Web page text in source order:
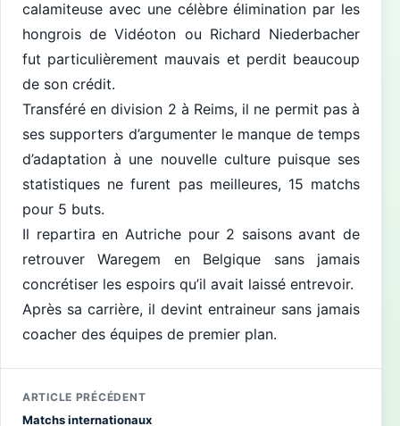
calamiteuse avec une célèbre élimination par les
hongrois de Vidéoton ou Richard Niederbacher
fut particulièrement mauvais et perdit beaucoup
de son crédit.
Transféré en division 2 à Reims, il ne permit pas à
ses supporters d’argumenter le manque de temps
d’adaptation à une nouvelle culture puisque ses
statistiques ne furent pas meilleures, 15 matchs
pour 5 buts.
Il repartira en Autriche pour 2 saisons avant de
retrouver Waregem en Belgique sans jamais
concrétiser les espoirs qu’il avait laissé entrevoir.
Après sa carrière, il devint entraineur sans jamais
coacher des équipes de premier plan.
ARTICLE PRÉCÉDENT
Matchs internationaux